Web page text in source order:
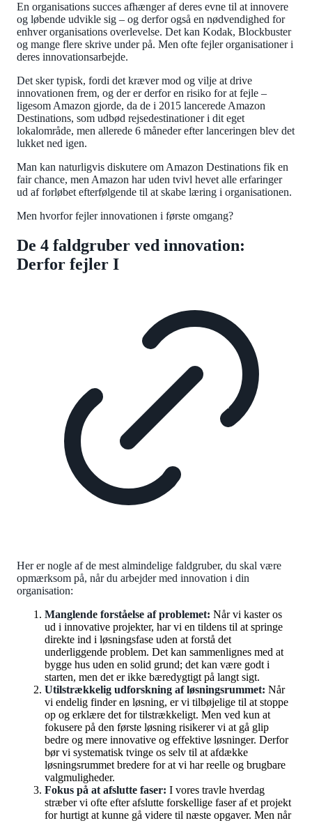
En organisations succes afhænger af deres evne til at innovere
og løbende udvikle sig – og derfor også en nødvendighed for
enhver organisations overlevelse. Det kan Kodak, Blockbuster
og mange flere skrive under på. Men ofte fejler organisationer i
deres innovationsarbejde.
Det sker typisk, fordi det kræver mod og vilje at drive
innovationen frem, og der er derfor en risiko for at fejle –
ligesom Amazon gjorde, da de i 2015 lancerede Amazon
Destinations, som udbød rejsedestinationer i dit eget
lokalområde, men allerede 6 måneder efter lanceringen blev det
lukket ned igen.
Man kan naturligvis diskutere om Amazon Destinations fik en
fair chance, men Amazon har uden tvivl hevet alle erfaringer
ud af forløbet efterfølgende til at skabe læring i organisationen.
Men hvorfor fejler innovationen i første omgang?
De 4 faldgruber ved innovation:
Derfor fejler I
Her er nogle af de mest almindelige faldgruber, du skal være
opmærksom på, når du arbejder med innovation i din
organisation:
Manglende forståelse af problemet: Når vi kaster os
ud i innovative projekter, har vi en tildens til at springe
direkte ind i løsningsfase uden at forstå det
underliggende problem. Det kan sammenlignes med at
bygge hus uden en solid grund; det kan være godt i
starten, men det er ikke bæredygtigt på langt sigt.
Utilstrækkelig udforskning af løsningsrummet: Når
vi endelig finder en løsning, er vi tilbøjelige til at stoppe
op og erklære det for tilstrækkeligt. Men ved kun at
fokusere på den første løsning risikerer vi at gå glip
bedre og mere innovative og effektive løsninger. Derfor
bør vi systematisk tvinge os selv til at afdække
løsningsrummet bredere for at vi har reelle og brugbare
valgmuligheder.
Fokus på at afslutte faser: I vores travle hverdag
stræber vi ofte efter afslutte forskellige faser af et projekt
for hurtigt at kunne gå videre til næste opgaver. Men når